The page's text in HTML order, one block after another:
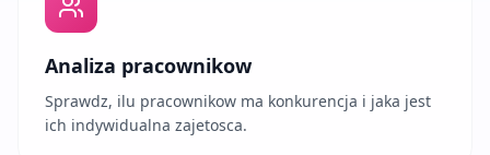
Analiza pracownikow
Sprawdz, ilu pracownikow ma konkurencja i jaka jest
ich indywidualna zajetosca.